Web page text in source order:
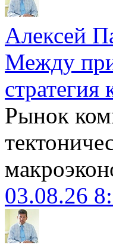
Алексей
Между
Рынок
03.08.26